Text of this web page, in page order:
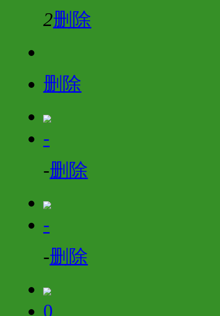
2删除
删除
-
-删除
-
-删除
0